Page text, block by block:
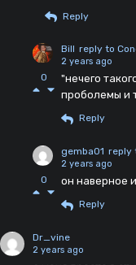
Reply
0
Bill reply to
2 years ago
"нечего
проболемы и
Reply
0
gemba01 reply
2 years ago
он наверное
Reply
Dr_vine
2 years ago